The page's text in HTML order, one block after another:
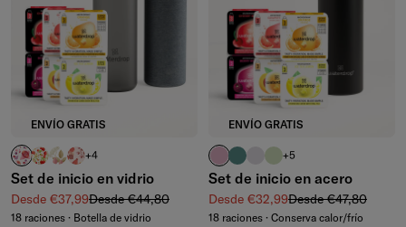
ENVÍO GRATIS
RELAX
MANZANA transparente
FLAIRDEFENCE
+4
Set de inicio en vidrio
Precio de venta
Desde €37,99Precio normal
Desde €44,80
18 raciones · Botella de vidrio
ENVÍO GRATIS
rosa pastel
azul petróleo
violeta pastel
verde oliva pastel
+5
Set de inicio en acero
Precio de venta
Desde €32,99Precio normal
Desde €47,80
18 raciones · Conserva calor/frío